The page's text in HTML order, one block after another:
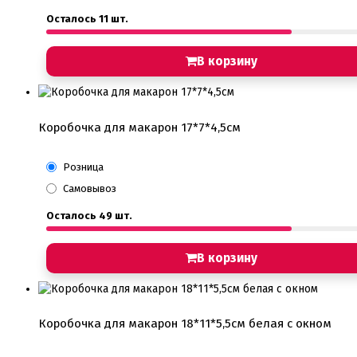
Осталось 11 шт.
В корзину
Коробочка для макарон 17*7*4,5см
Розница
Самовывоз
Осталось 49 шт.
В корзину
Коробочка для макарон 18*11*5,5см белая с окном